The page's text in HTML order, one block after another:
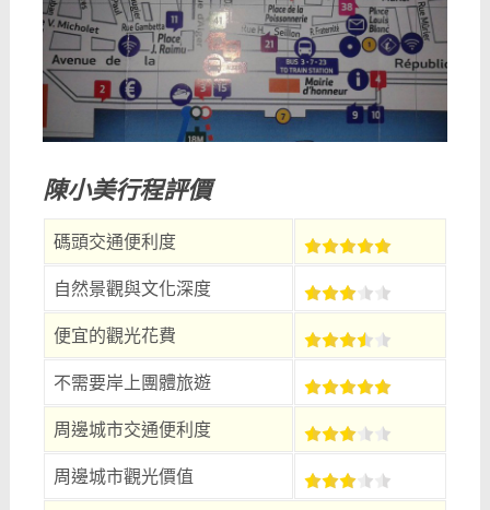
陳小美行程評價
碼頭交通便利度
自然景觀與文化深度
便宜的觀光花費
不需要岸上團體旅遊
周邊城市交通便利度
周邊城市觀光價值